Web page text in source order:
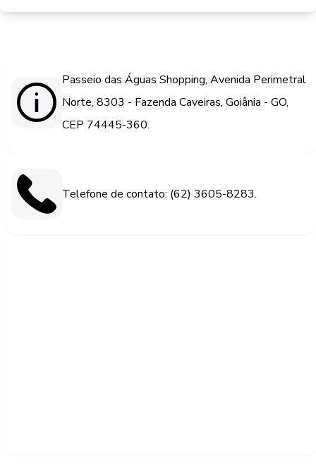
Passeio das Águas Shopping, Avenida Perimetral
Norte, 8303 - Fazenda Caveiras, Goiânia - GO,
CEP 74445-360.
Telefone de contato: (62) 3605-8283.